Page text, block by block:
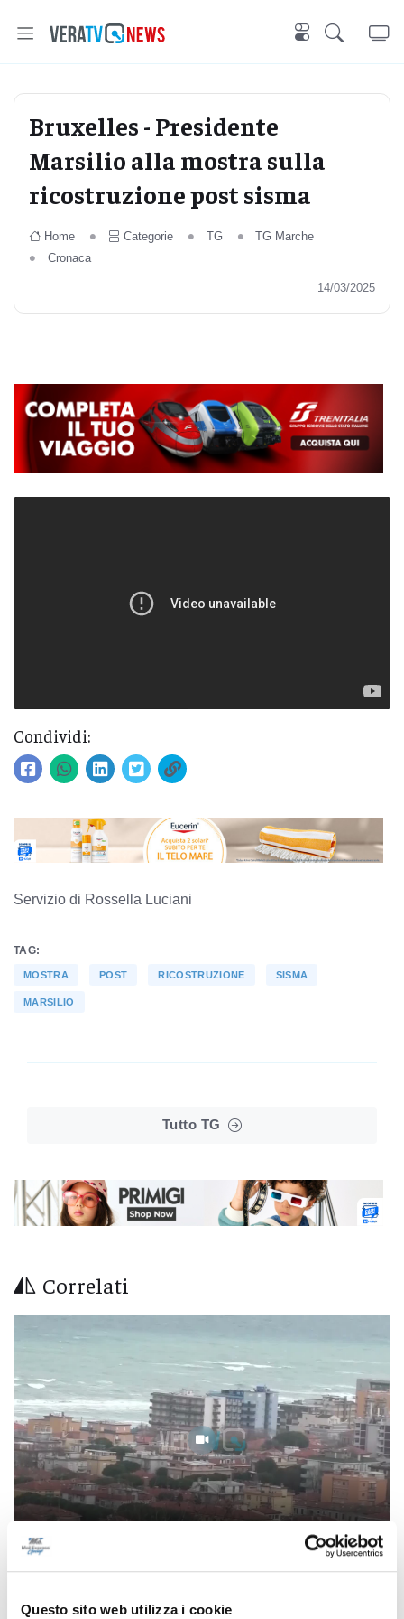
Questo sito web utilizza i cookie
Bruxelles - Presidente
Marsilio alla mostra sulla
ricostruzione post sisma
Home Categorie TG
TG Marche
Cronaca
14/03/2025
Condividi:
Servizio di Rossella Luciani
TAG:
MOSTRA POST RICOSTRUZIONE SISMA
MARSILIO
Tutto TG
Correlati
livello dei controlli